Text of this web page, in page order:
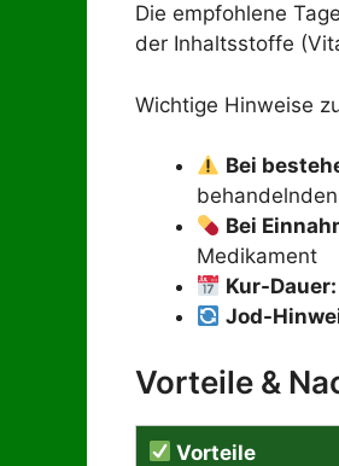
Die empfohlene
der Inhaltsstoffe
Wichtige Hinweise
Bei
Bei
Medikament
Kur-Dauer:
Jod-
Vorteile &
Vorteile